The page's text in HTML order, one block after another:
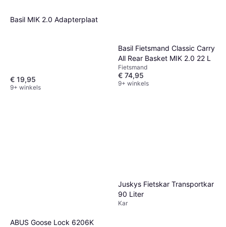
Basil MIK 2.0 Adapterplaat
€ 19,95
9+ winkels
Basil Fietsmand Classic Carry
All Rear Basket MIK 2.0 22 L
Fietsmand
€ 74,95
9+ winkels
ABUS Goose Lock 6206K
Juskys Fietskar Transportkar
90 Liter
Kar